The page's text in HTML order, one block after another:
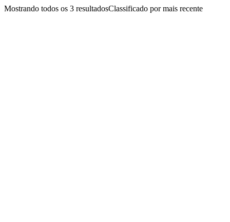
Mostrando todos os 3 resultadosClassificado por mais recente